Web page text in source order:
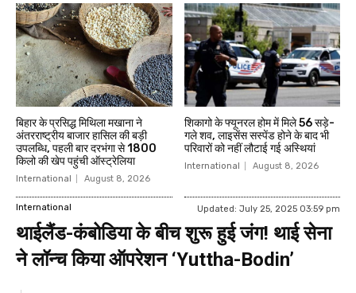
बिहार के प्रसिद्ध मिथिला मखाना ने
अंतरराष्ट्रीय बाजार हासिल की बड़ी
उपलब्धि, पहली बार दरभंगा से 1800
किलो की खेप पहुंची ऑस्ट्रेलिया
International August 8, 2026
शिकागो के फ्यूनरल होम में मिले 56 सड़े-
गले शव, लाइसेंस सस्पेंड होने के बाद भी
परिवारों को नहीं लौटाई गई अस्थियां
International August 8, 2026